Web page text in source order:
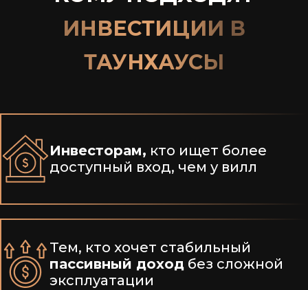
ИНВЕСТИЦИИ В
ТАУНХАУСЫ
Инвесторам, кто ищет более
доступный вход, чем у вилл
Тем, кто хочет стабильный
пассивный доход без сложной
эксплуатации